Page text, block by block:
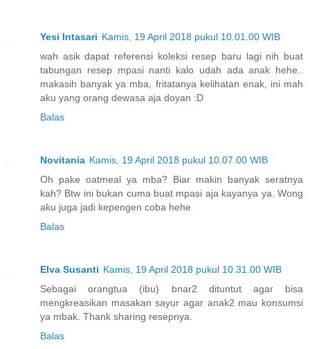
Yesi Intasari Kamis, 19 April 2018 pukul 10.01.00 WIB
wah asik dapat referensi koleksi resep baru lagi nih buat
tabungan resep mpasi nanti kalo udah ada anak hehe..
makasih banyak ya mba, fritatanya kelihatan enak, ini mah
aku yang orang dewasa aja doyan :D
Balas
Novitania Kamis, 19 April 2018 pukul 10.07.00 WIB
Oh pake oatmeal ya mba? Biar makin banyak seratnya
kah? Btw ini bukan cuma buat mpasi aja kayanya ya. Wong
aku juga jadi kepengen coba hehe
Balas
Elva Susanti Kamis, 19 April 2018 pukul 10.31.00 WIB
Sebagai orangtua (ibu) bnar2 dituntut agar bisa
mengkreasikan masakan sayur agar anak2 mau konsumsi
ya mbak. Thank sharing resepnya.
Balas